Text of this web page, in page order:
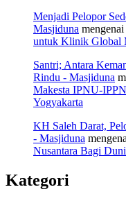
Menjadi Pelopor
Masjiduna mengenai
untuk Klinik Global
Santri; Antara
Rindu - Masjiduna
Makesta IPNU-
Yogyakarta
KH Saleh Darat,
- Masjiduna
Nusantara Bagi
Kategori